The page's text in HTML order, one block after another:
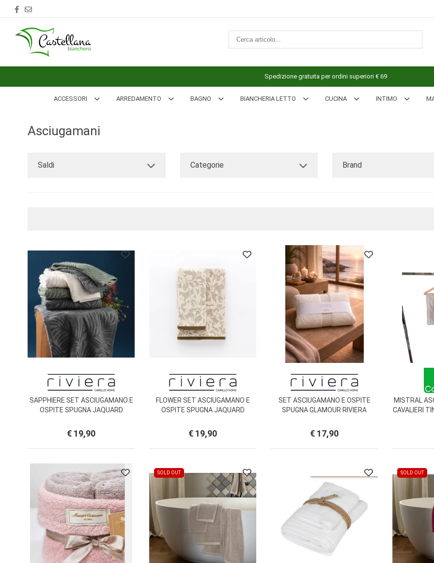
ACCESSORI
CUCINA
Spedizione gratuita per ordini superiori € 69
ACCESSORI ARREDAMENTO BAGNO BIANCHERIA LETTO CUCINA INTIMO
Asciugamani
Saldi Categorie Brand
SAPPHIERE SET ASCIUGAMANO E
OSPITE SPUGNA JAQUARD
€ 19,90
FLOWER SET ASCIUGAMANO E
OSPITE SPUGNA JAQUARD
€ 19,90
SET ASCIUGAMANO E OSPITE
SPUGNA GLAMOUR RIVIERA
€ 17,90
MISTRAL
CAVALIERI
SOLD OUT SOLD OUT